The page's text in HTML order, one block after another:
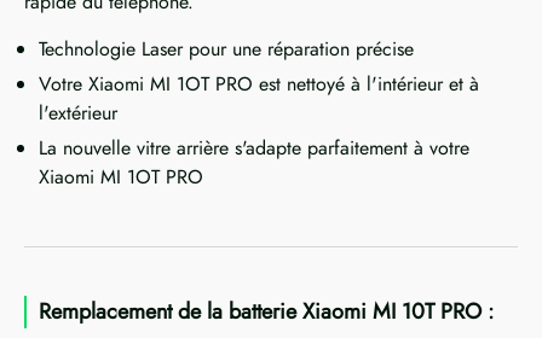
Technologie Laser pour une réparation précise
Votre Xiaomi MI 1OT PRO est nettoyé à l'intérieur et à
l'extérieur
La nouvelle vitre arrière s'adapte parfaitement à votre
Xiaomi MI 1OT PRO
Remplacement de la batterie Xiaomi MI 10T PRO :